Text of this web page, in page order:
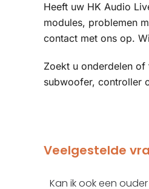
Heeft uw HK Audio
modules, problemen
contact met ons op.
Zoekt u onderdelen of
subwoofer, controller
Veelgestelde
Kan ik ook een